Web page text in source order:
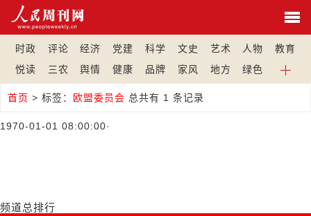
时政 评论 经济 党建 科学 文史 艺术 人物
教育
悦读
三农 舆情 健康 品牌 家风 地方 绿色
首页 > 标签： 欧盟委员会 总共有 1 条记录
1970-01-01 08:00:00·
频道总排行